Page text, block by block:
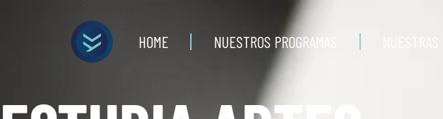
HOME NUESTROS PROGRAMAS